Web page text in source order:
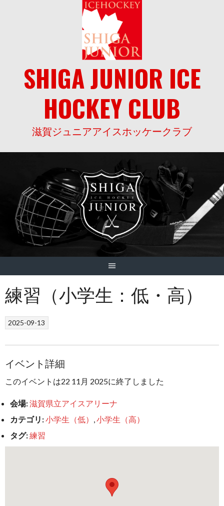
SHIGA JUNIOR ICE
HOCKEY CLUB
滋賀ジュニアアイスホッケークラブ
練習（小学生：低・高）
2025-09-13
イベント詳細
このイベントは22 11月 2025に終了しました
会場:滋賀県立アイスアリーナ
カテゴリ:小学生（低） ,小学生（高）
タグ:練習